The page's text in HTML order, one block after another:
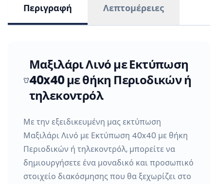
Περιγραφή Λεπτομέρειες
Μαξιλάρι Λινό με Εκτύπωση
40x40 με θήκη Περιοδικών ή
τηλεκοντρόλ
Με την εξειδικευμένη μας εκτύπωση
Μαξιλάρι Λινό με Εκτύπωση 40x40 με θήκη
Περιοδικών ή τηλεκοντρόλ, μπορείτε να
δημιουργήσετε ένα μοναδικό και προσωπικό
στοιχείο διακόσμησης που θα ξεχωρίζει στο